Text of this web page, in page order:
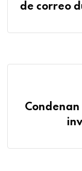
de correo